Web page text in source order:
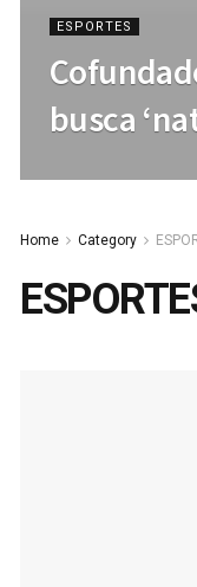
ESPORTES
busca
Home Category